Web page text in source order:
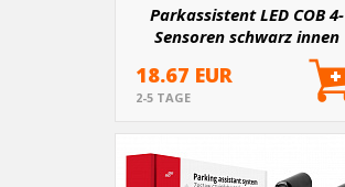
Parkassistent LED COB 4-
Sensoren schwarz innen
18.67 EUR
2-5 TAGE